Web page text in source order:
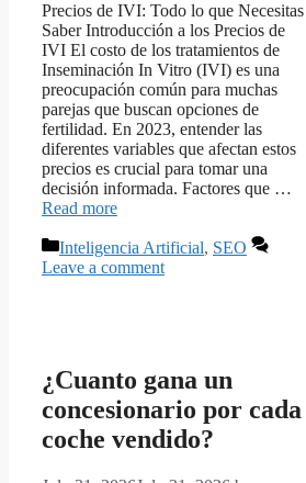
Precios de IVI: Todo lo que Necesitas
Saber Introducción a los Precios de
IVI El costo de los tratamientos de
Inseminación In Vitro (IVI) es una
preocupación común para muchas
parejas que buscan opciones de
fertilidad. En 2023, entender las
diferentes variables que afectan estos
precios es crucial para tomar una
decisión informada. Factores que …
Read more
Categories
Inteligencia Artificial, SEO
Leave a comment
¿Cuanto gana un
concesionario por cada
coche vendido?